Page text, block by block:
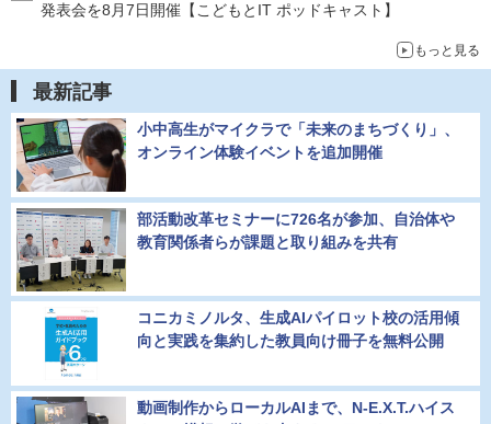
発表会を8月7日開催【こどもとIT ポッドキャスト】
もっと見る
最新記事
小中高生がマイクラで「未来のまちづくり」、
オンライン体験イベントを追加開催
部活動改革セミナーに726名が参加、自治体や
教育関係者らが課題と取り組みを共有
コニカミノルタ、生成AIパイロット校の活用傾
向と実践を集約した教員向け冊子を無料公開
動画制作からローカルAIまで、N-E.X.T.ハイス